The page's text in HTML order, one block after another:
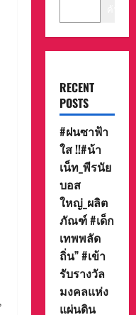
RECENT
POSTS
#ฝนซาฟ้า
ใส !!#น้า
เน็ท_พีรนัย
บอส
ใหญ่_ผลิต
ภัณฑ์ #เด็ก
เทพพลัด
ถิ่น” #เข้า
รับรางวัล
มงคลแห่ง
แผ่นดิน